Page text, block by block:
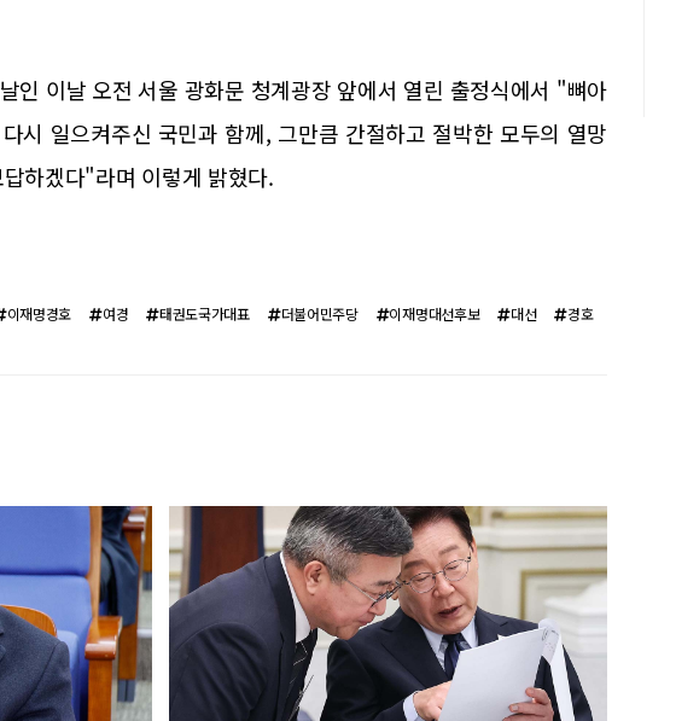
인 이날 오전 서울 광화문 청계광장 앞에서 열린 출정식에서 "뼈아
시 일으켜주신 국민과 함께, 그만큼 간절하고 절박한 모두의 열망
하겠다"라며 이렇게 밝혔다.
이재명경호 여경 태권도국가대표 더불어민주당 이재명대선후보 대선 경호